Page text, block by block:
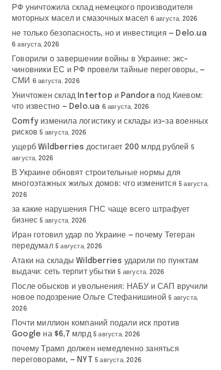
РФ уничтожила склад немецкого производителя
моторных масел и смазочных масел 6 августа, 2026
не только безопасность, но и инвестиция — Delo.ua
6 августа, 2026
Говорили о завершении войны в Украине: экс-
чиновники ЕС и РФ провели тайные переговоры, —
СМИ
6 августа, 2026
Уничтожен склад Intertop и Pandora под Киевом:
что известно — Delo.ua 6 августа, 2026
Comfy изменила логистику и склады из-за военных
рисков 5 августа, 2026
ущерб Wildberries достигает 200 млрд рублей 5
августа, 2026
В Украине обновят строительные нормы для
многоэтажных жилых домов: что изменится 5 августа,
2026
за какие нарушения ГНС чаще всего штрафует
бизнес 5 августа, 2026
Иран готовил удар по Украине — почему Тегеран
передумал 5 августа, 2026
Атаки на склады Wildberries ударили по пунктам
выдачи: сеть терпит убытки 5 августа, 2026
После обысков и увольнения: НАБУ и САП вручили
новое подозрение Ольге Стефанишиной 5 августа,
2026
Почти миллион компаний подали иск против
Google на $6,7 млрд 5 августа, 2026
почему Трамп должен немедленно заняться
переговорами, — NYT 5 августа, 2026